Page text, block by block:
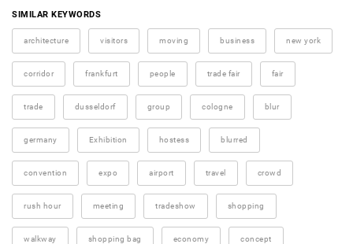
SIMILAR KEYWORDS
architecture visitors moving business new york
corridor frankfurt people trade fair fair
trade dusseldorf group cologne blur
germany Exhibition hostess blurred
convention expo airport travel crowd
rush hour meeting tradeshow shopping
walkway shopping bag economy concept